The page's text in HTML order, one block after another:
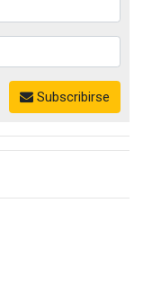
Subscribirse